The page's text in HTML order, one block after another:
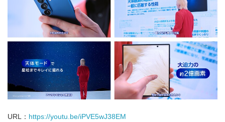
URL： https://youtu.be/iPVE5wJ38EM